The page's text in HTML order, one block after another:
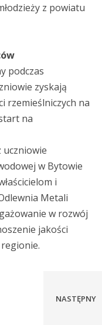
z powiatu
podczas
zyskają
rzemieślniczych na
na
w Bytowie
i
Metali
w rozwój
jakości
NASTĘPNY